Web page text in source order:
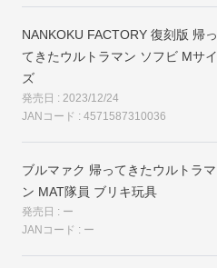
NANKOKU FACTORY 復刻版 帰っ
てきたウルトラマン ソフビ Mサイ
ズ
発売日 : 2023/12/24
JANコード : 4571587310036
ブルマァク 帰ってきたウルトラマ
ン MAT隊員 ブリキ玩具
発売日 : ー
JANコード : ー